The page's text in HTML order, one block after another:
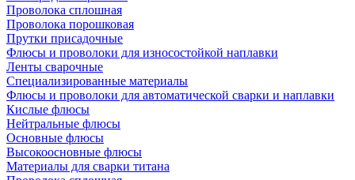
Проволока сплошная
Проволока порошковая
Прутки присадочные
Флюсы и проволоки для износостойкой наплавки
Ленты сварочные
Специализированные материалы
Флюсы и проволоки для автоматической сварки и наплавки
Кислые флюсы
Нейтральные флюсы
Основные флюсы
Высокоосновные флюсы
Материалы для сварки титана